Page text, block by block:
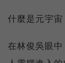
什麼是元宇宙
在林俊吳眼